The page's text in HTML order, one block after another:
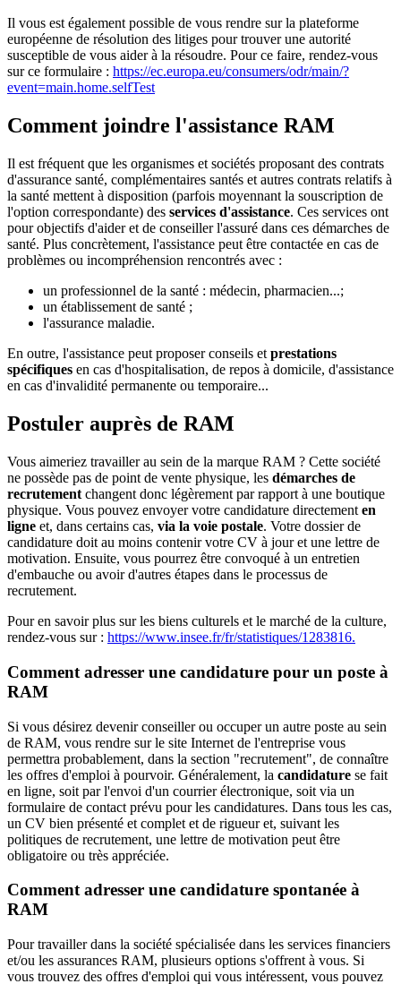
Il vous est également possible de vous rendre sur la plateforme
européenne de résolution des litiges pour trouver une autorité
susceptible de vous aider à la résoudre. Pour ce faire, rendez-vous
sur ce formulaire : https://ec.europa.eu/consumers/odr/main/?
event=main.home.selfTest
Comment joindre l'assistance RAM
Il est fréquent que les organismes et sociétés proposant des contrats
d'assurance santé, complémentaires santés et autres contrats relatifs à
la santé mettent à disposition (parfois moyennant la souscription de
l'option correspondante) des services d'assistance. Ces services ont
pour objectifs d'aider et de conseiller l'assuré dans ces démarches de
santé. Plus concrètement, l'assistance peut être contactée en cas de
problèmes ou incompréhension rencontrés avec :
un professionnel de la santé : médecin, pharmacien...;
un établissement de santé ;
l'assurance maladie.
En outre, l'assistance peut proposer conseils et prestations
spécifiques en cas d'hospitalisation, de repos à domicile, d'assistance
en cas d'invalidité permanente ou temporaire...
Postuler auprès de RAM
Vous aimeriez travailler au sein de la marque RAM ? Cette société
ne possède pas de point de vente physique, les démarches de
recrutement changent donc légèrement par rapport à une boutique
physique. Vous pouvez envoyer votre candidature directement en
ligne et, dans certains cas, via la voie postale. Votre dossier de
candidature doit au moins contenir votre CV à jour et une lettre de
motivation. Ensuite, vous pourrez être convoqué à un entretien
d'embauche ou avoir d'autres étapes dans le processus de
recrutement.
Pour en savoir plus sur les biens culturels et le marché de la culture,
rendez-vous sur : https://www.insee.fr/fr/statistiques/1283816.
Comment adresser une candidature pour un poste à
RAM
Si vous désirez devenir conseiller ou occuper un autre poste au sein
de RAM, vous rendre sur le site Internet de l'entreprise vous
permettra probablement, dans la section "recrutement", de connaître
les offres d'emploi à pourvoir. Généralement, la candidature se fait
en ligne, soit par l'envoi d'un courrier électronique, soit via un
formulaire de contact prévu pour les candidatures. Dans tous les cas,
un CV bien présenté et complet et de rigueur et, suivant les
politiques de recrutement, une lettre de motivation peut être
obligatoire ou très appréciée.
Comment adresser une candidature spontanée à
RAM
Pour travailler dans la société spécialisée dans les services financiers
et/ou les assurances RAM, plusieurs options s'offrent à vous. Si
vous trouvez des offres d'emploi qui vous intéressent, vous pouvez